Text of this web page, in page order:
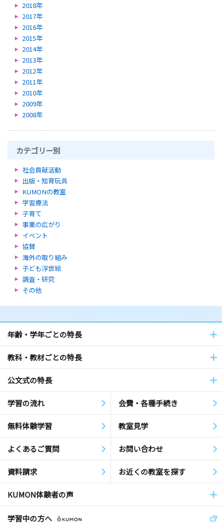
2018年
2017年
2016年
2015年
2014年
2013年
2012年
2011年
2010年
2009年
2008年
カテゴリー別
社会貢献活動
出版・知育玩具
KUMONの教室
学習療法
子育て
事業の広がり
イベント
協賛
海外の取り組み
子ども浮世絵
調査・研究
その他
年齢・学年ごとの特長
教科・教材ごとの特長
公文式の特長
学習の流れ 会費・各種手続き
無料体験学習 教室見学
よくあるご質問 お問い合わせ
資料請求 お近くの教室を探す
KUMON体験者の声
学習中の方へ